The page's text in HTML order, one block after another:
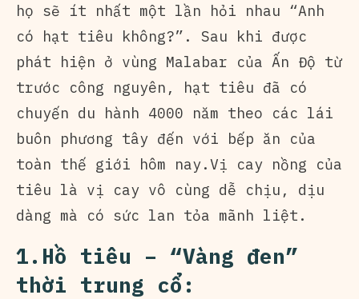
họ sẽ ít nhất một lần hỏi nhau “Anh
có hạt tiêu không?”. Sau khi được
phát hiện ở vùng Malabar của Ấn Độ từ
trước công nguyên, hạt tiêu đã có
chuyến du hành 4000 năm theo các lái
buôn phương tây đến với bếp ăn của
toàn thế giới hôm nay.Vị cay nồng của
tiêu là vị cay vô cùng dễ chịu, dịu
dàng mà có sức lan tỏa mãnh liệt.
1.Hồ tiêu – “Vàng đen”
thời trung cổ: